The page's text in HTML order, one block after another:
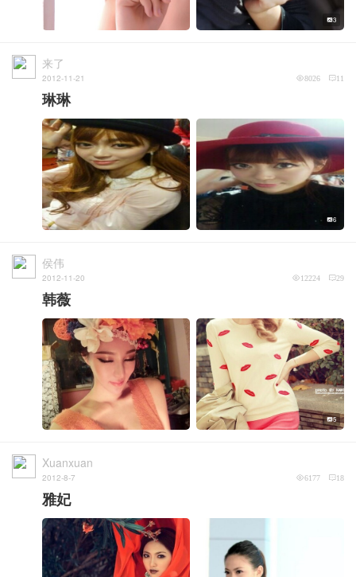
3
来了
2012-11-21 11
8026
琳琳
6
侯伟
2012-11-20 29
12224
韩薇
5
Xuanxuan
2012-8-7 18
6177
雅妃